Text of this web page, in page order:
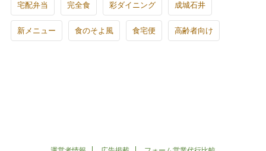
宅配弁当 完全食 彩ダイニング 成城石井
新メニュー 食のそよ風 食宅便 高齢者向け